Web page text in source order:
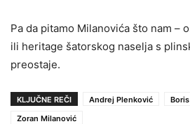
Pa da pitamo Milanovića što nam –
ili heritage šatorskog naselja s
preostaje.
KLJUČNE REČI Andrej Plenković
Zoran Milanović